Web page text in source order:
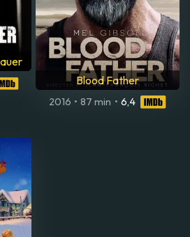
Blood Father
2016 • 87 min • 6,4